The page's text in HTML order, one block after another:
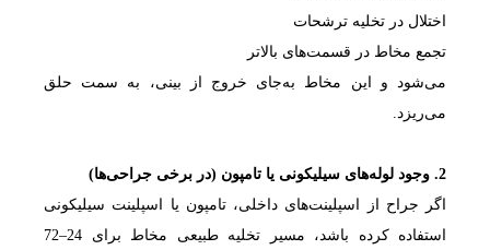
اختلال در تخلیه ترشحات
تجمع مخاط در قسمت‌های بالاتر
می‌شود و این مخاط به‌جای خروج از بینی، به سمت حلق
می‌ریزد.
2. وجود لوله‌های سیلیکونی یا تامپون (در برخی جراحی‌ها)
اگر جراح از اسپلینت‌های داخلی، تامپون یا اسپلینت سیلیکونی
استفاده کرده باشد، مسیر تخلیه طبیعی مخاط برای 24–72